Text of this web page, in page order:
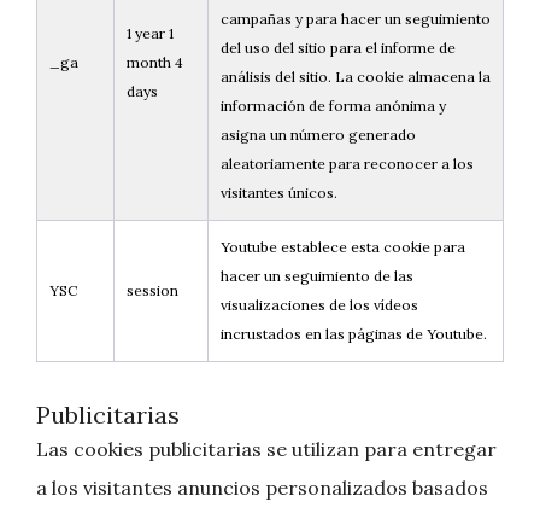
_ga
1 year 1
month 4
days
campañas y para hacer un seguimiento
del uso del sitio para el informe de
análisis del sitio. La cookie almacena la
información de forma anónima y
asigna un número generado
aleatoriamente para reconocer a los
visitantes únicos.
YSC session
Youtube establece esta cookie para
hacer un seguimiento de las
visualizaciones de los vídeos
incrustados en las páginas de Youtube.
Publicitarias
Las cookies publicitarias se utilizan para entregar
a los visitantes anuncios personalizados basados ​​